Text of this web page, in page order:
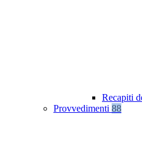
Recapiti
Provvedimenti 88